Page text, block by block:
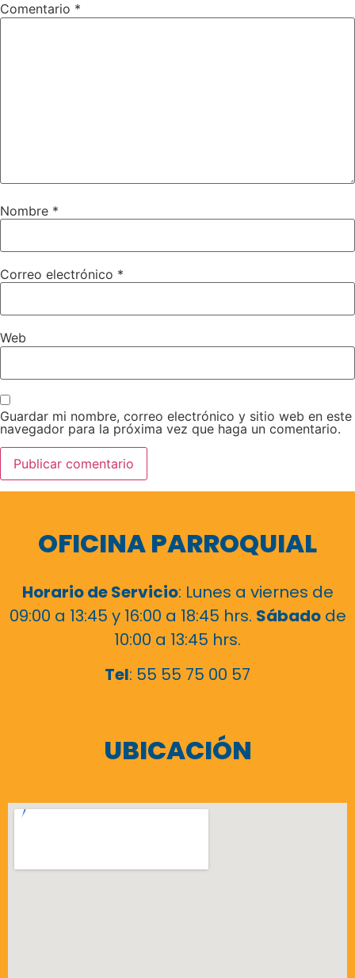
Comentario *
Nombre *
Correo electrónico *
Web
Guardar mi nombre, correo electrónico y sitio web en este
navegador para la próxima vez que haga un comentario.
OFICINA PARROQUIAL
Horario de Servicio: Lunes a viernes de
09:00 a 13:45 y 16:00 a 18:45 hrs. Sábadode
10:00 a 13:45 hrs.
Tel: 55 55 75 00 57
UBICACIÓN